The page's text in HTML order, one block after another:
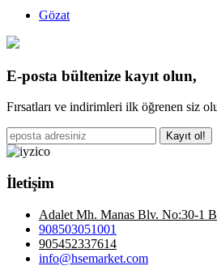
Gözat
E-posta bültenize kayıt olun,
Fırsatları ve indirimleri ilk öğrenen siz
Kayıt ol!
İletişim
Adalet Mh. Manas Blv. No:30-1
908503051001
905452337614
info@hsemarket.com